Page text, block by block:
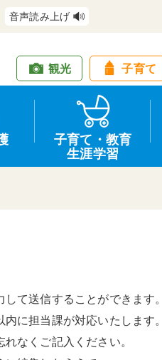
観光 子育て
環境
子育て・教育
生涯学習
申請手続き
音声読み上げ
て送信することができます。
に担当課が対応いたします。
なくご記入ください。